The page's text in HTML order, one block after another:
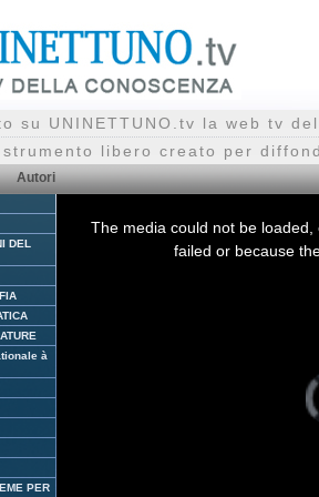
su UNINETTUNO.tv la web tv
strumento libero creato per
Autori
DEL
à
PER
is
The media could not be
failed or because